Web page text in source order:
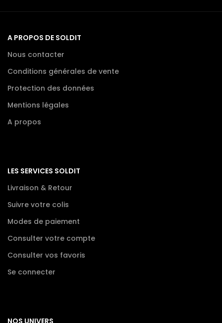
A PROPOS DE SOLDIT
Nous contacter
Conditions générales de vente
Protection des données
Mentions légales
A propos
LES SERVICES SOLDIT
Livraison & Retour
Suivre votre colis
Modes de paiement
Consulter votre compte
Consulter vos favoris
Se connecter
NOS UNIVERS